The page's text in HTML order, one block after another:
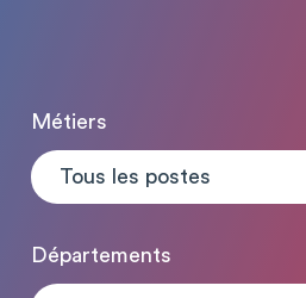
Métiers
Tous les postes
Départements